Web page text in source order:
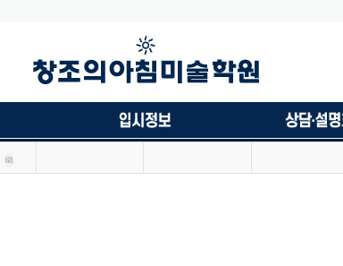
68